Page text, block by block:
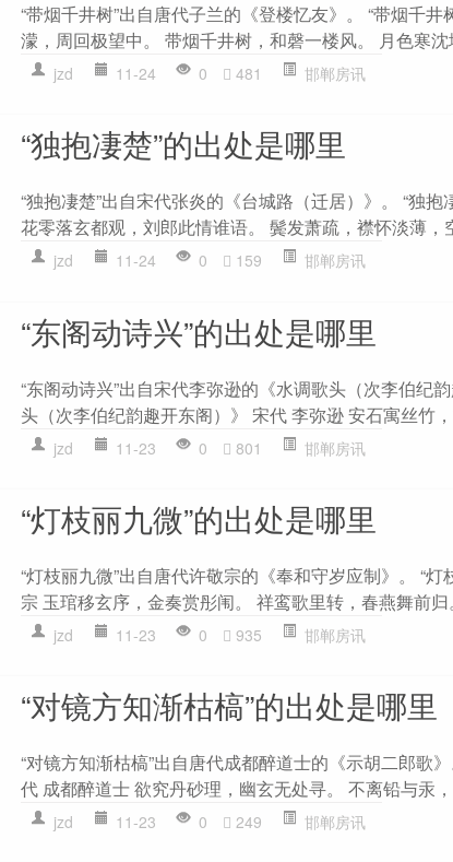
“带烟千井树”出自唐代子兰的《登楼忆友》。 “带烟千
濛，周回极望中。 带烟千井树，和磬一楼风。 月色寒沈
jzd 11-24 0 481 邯郸房讯
“独抱凄楚”的出处是哪里
“独抱凄楚”出自宋代张炎的《台城路（迁居）》。 “独
花零落玄都观，刘郎此情谁语。 鬓发萧疏，襟怀淡薄，
jzd 11-24 0 159 邯郸房讯
“东阁动诗兴”的出处是哪里
“东阁动诗兴”出自宋代李弥逊的《水调歌头（次李伯纪
头（次李伯纪韵趣开东阁）》 宋代 李弥逊 安石寓丝竹
jzd 11-23 0 801 邯郸房讯
“灯枝丽九微”的出处是哪里
“灯枝丽九微”出自唐代许敬宗的《奉和守岁应制》。 “
宗 玉琯移玄序，金奏赏彤闱。 祥鸾歌里转，春燕舞前归
jzd 11-23 0 935 邯郸房讯
“对镜方知渐枯槁”的出处是哪里
“对镜方知渐枯槁”出自唐代成都醉道士的《示胡二郎歌
代 成都醉道士 欲究丹砂理，幽玄无处寻。 不离铅与汞
jzd 11-23 0 249 邯郸房讯